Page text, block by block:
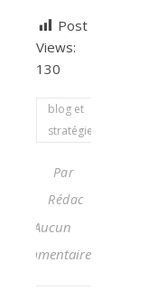
Post
Views:
130
blog et
stratégies
Par
Rédac
Aucun
commentaire